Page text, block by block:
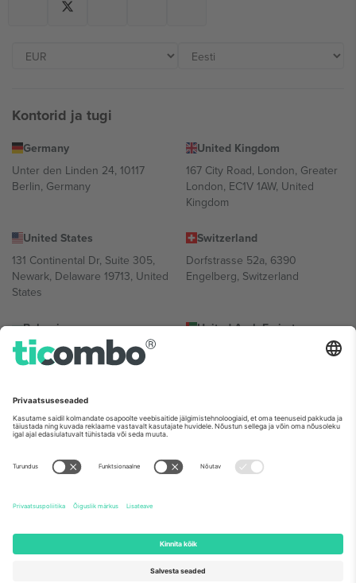
Kontorid ja tugi
Germany
Unter den Linden 24, 10117
Berlin, Germany
United Kingdom
167 City Road, London, Greater
London, EC1V 1AW, United
Kingdom
United States
131 Continental Dr, Suite 305,
Newark, Delaware 19713, United
States
Switzerland
Dorfstrasse 52a, 6390
Engelberg, Switzerland
Bulgaria
Regus Sofia City West, bul
Totleben 53-55, 1606 Sofia,
United Arab Emirates
UAE Dubai Silicon Oasis, DDP
Mexico
Av Chapultepec 360, Roma
Norte, Cuauhtémoc, 06700
Ciudad de México, CDMX,
sündmusest ja/või domeenist. Detailide jaoks vaata konkreetse
sündmuse lehte, impressumit ja tingimusi.,
2026 Ticombo. Kõik õigused kaitstud.